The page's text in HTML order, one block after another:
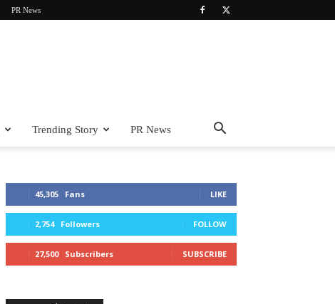
PR News
Trending Story PR News
45,305 Fans LIKE
2,754 Followers FOLLOW
27,500 Subscribers SUBSCRIBE